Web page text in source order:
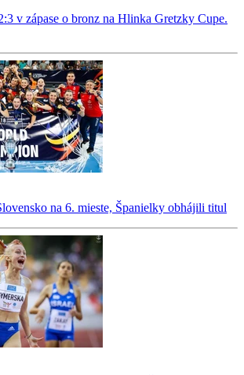
v zápase o bronz na Hlinka Gretzky Cupe.
na 6. mieste, Španielky obhájili titul